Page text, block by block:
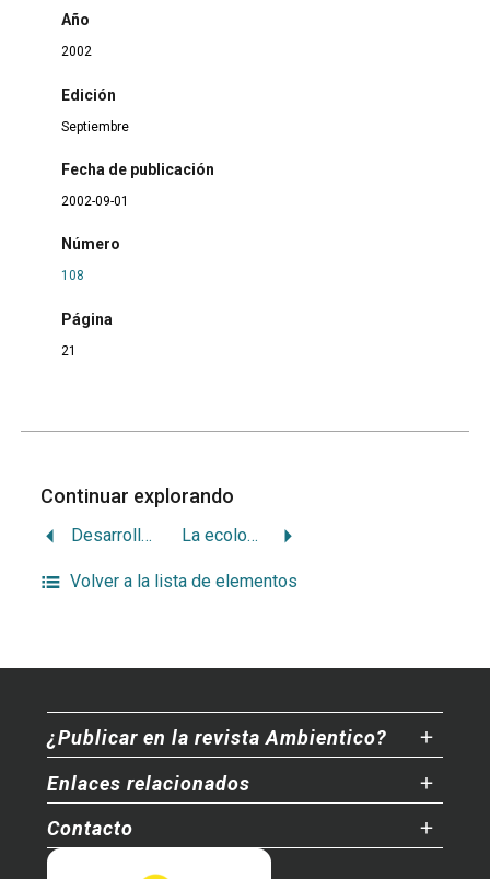
Año
2002
Edición
Septiembre
Fecha de publicación
2002-09-01
Número
108
Página
21
Continuar explorando
Desarrollismo hidroeléctrico antiecológico La ecología política en un nuevo Brasil
Volver a la lista de elementos
¿Publicar en la revista Ambientico?
Enlaces relacionados
Contacto